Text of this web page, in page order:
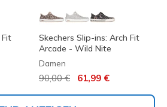
Fit
Skechers Slip-ins: Arch Fit
Arcade - Wild Nite
Damen
Reduziert von
90,00 € auf
61,99 €